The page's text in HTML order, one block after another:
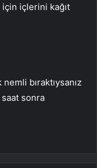
içlerini kağıt
nemli bıraktıysanız
sonra